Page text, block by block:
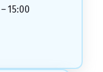
15:00